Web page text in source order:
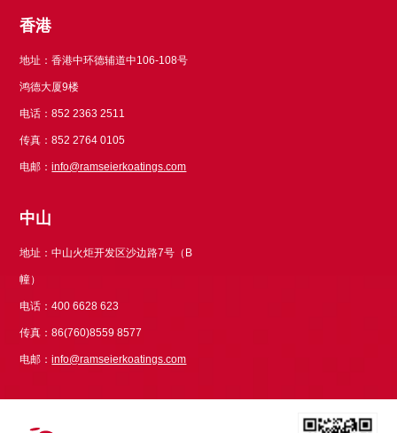
香港
地址：香港中环德辅道中106-108号
鸿德大厦9楼
电话：852 2363 2511
传真：852 2764 0105
电邮：info@ramseierkoatings.com
中山
地址：中山火炬开发区沙边路7号（B
幢）
电话：400 6628 623
传真：86(760)8559 8577
电邮：info@ramseierkoatings.com